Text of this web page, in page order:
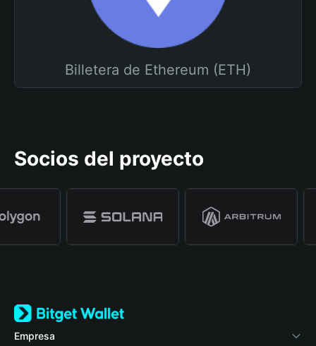
Billetera de Ethereum (ETH)
Socios del proyecto
Empresa